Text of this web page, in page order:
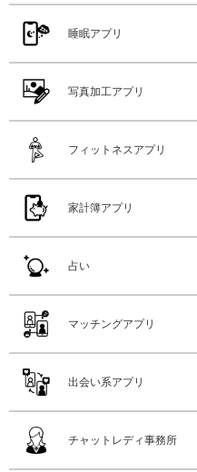
睡眠アプリ
写真加工アプリ
フィットネスアプリ
家計簿アプリ
占い
マッチングアプリ
出会い系アプリ
チャットレディ事務所